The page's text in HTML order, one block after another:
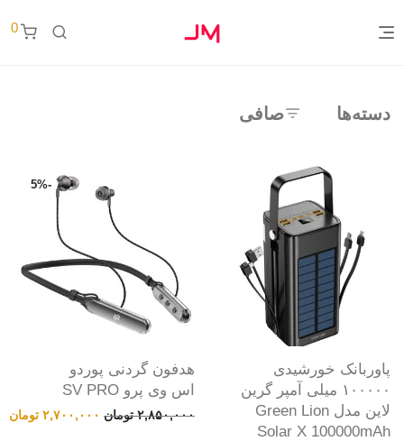
0
دسته‌ها صافی
پاوربانک خورشیدی
۱۰۰۰۰۰ میلی آمپر گرین
لاین مدل Green Lion
Solar X 100000mAh
-
5%
هدفون گردنی پوردو
اس وی پرو SV PRO
۲,۸۵۰,۰۰۰ تومان قیمت اصلی: ۲,۸۵۰,۰۰۰ تومان بود.
۲,۷۰۰,۰۰۰ تومان